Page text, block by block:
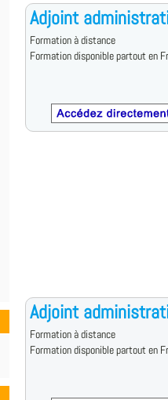
Adjoint
Formation à distance
Formation disponible partout en
Adjoint
Formation à distance
Formation disponible partout en